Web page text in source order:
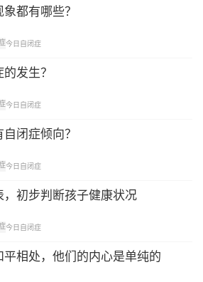
都有哪些？
今日自闭症
发生？
今日自闭症
闭症倾向？
今日自闭症
初步判断孩子健康状况
今日自闭症
相处，他们的内心是单纯的